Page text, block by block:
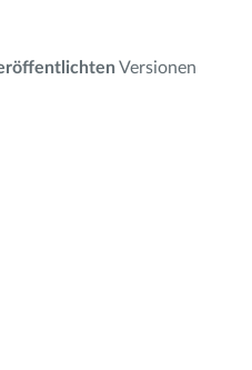
Versionen